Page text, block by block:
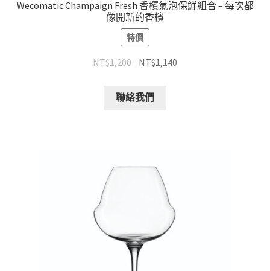
Wecomatic Champaign Fresh 香檳氣泡保鮮組合 – 每次都
像開新的香檳
特價
NT$1,200 NT$1,140
聯絡我們